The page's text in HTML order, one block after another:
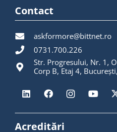
Contact
askformore@bittnet.ro
0731.700.226
Str. Progresului, Nr. 1,
Corp B, Etaj 4,
Acreditări